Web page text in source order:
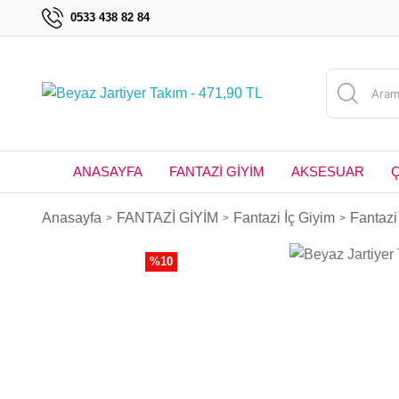
0533 438 82 84
ANASAYFA FANTAZİ GİYİM AKSESUAR
Anasayfa FANTAZİ GİYİM Fantazi İç Giyim
%10